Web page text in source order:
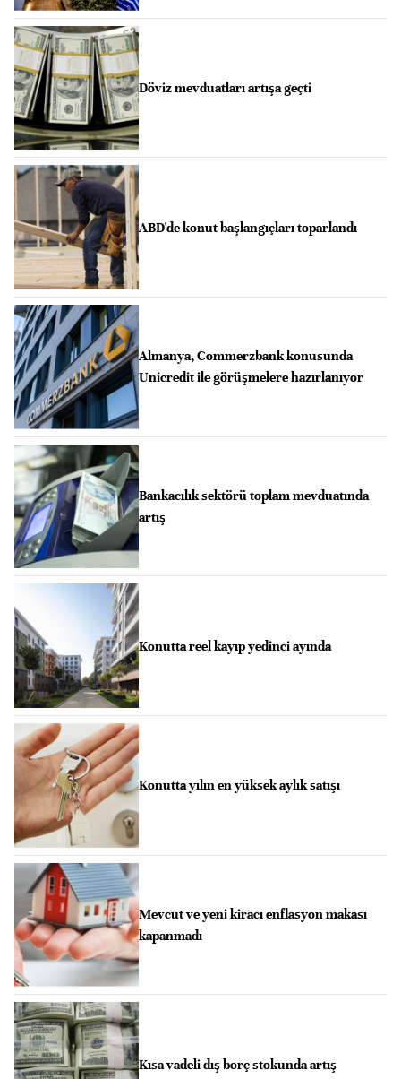
Döviz mevduatları artışa geçti
ABD'de konut başlangıçları toparlandı
Almanya, Commerzbank konusunda
Unicredit ile görüşmelere hazırlanıyor
Bankacılık sektörü toplam mevduatında
artış
Konutta reel kayıp yedinci ayında
Konutta yılın en yüksek aylık satışı
Mevcut ve yeni kiracı enflasyon makası
kapanmadı
Kısa vadeli dış borç stokunda artış